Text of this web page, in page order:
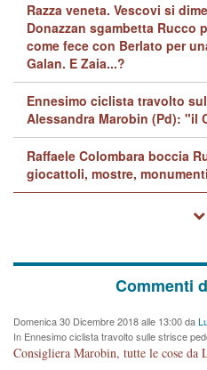
Razza veneta. Vescovi si
Donazzan sgambetta Rucco
come fece con Berlato per
Galan. E Zaia...?
Ennesimo ciclista travolto
Alessandra Marobin (Pd): "il
Raffaele Colombara boccia
giocattoli, mostre,
Commenti
Domenica 30 Dicembre 2018 alle 13:00 da
In Ennesimo ciclista travolto sulle strisce
Comune si svegli"